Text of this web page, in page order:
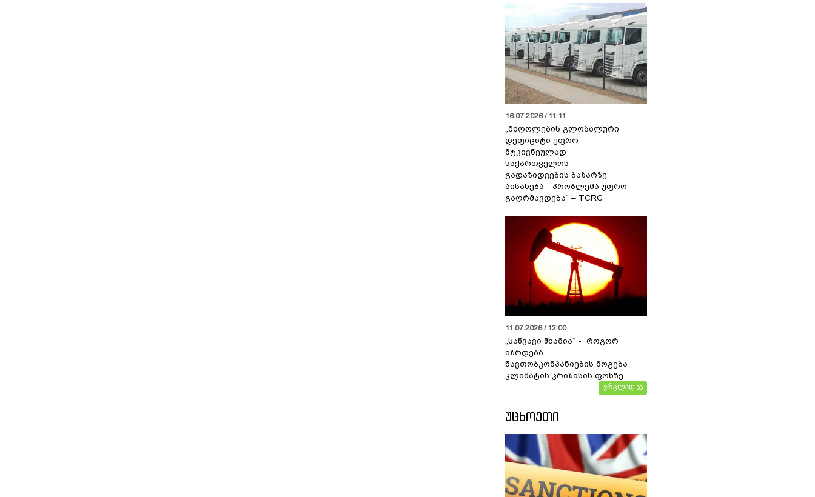
16.07.2026 / 11:11
„მძღოლების გლობალური
დეფიციტი უფრო
მტკივნეულად
საქართველოს
გადაზიდვების ბაზარზე
აისახება - პრობლემა უფრო
გაღრმავდება“ – TCRC
11.07.2026 / 12:00
„საწვავი შხამია“ - როგორ
იზრდება
ნავთობკომპანიების მოგება
კლიმატის კრიზისის ფონზე
ვრცლად
ᲣᲪᲮᲝᲔᲗᲘ